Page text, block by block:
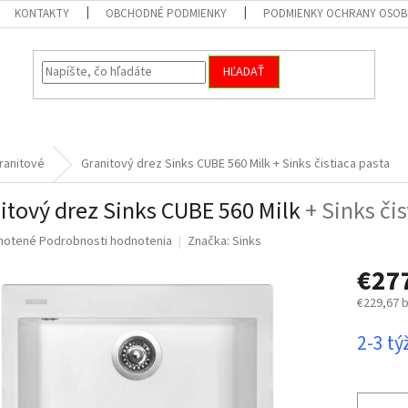
KONTAKTY OBCHODNÉ PODMIENKY PODMIENKY OCHRANY
HĽADAŤ
Granitový drez Sinks CUBE 560 Milk+ Sinks čistiaca pasta
drez Sinks CUBE 560 Milk+ Sinks
Podrobnosti hodnotenia Značka: Sinks
€229,67
cena:
2-3